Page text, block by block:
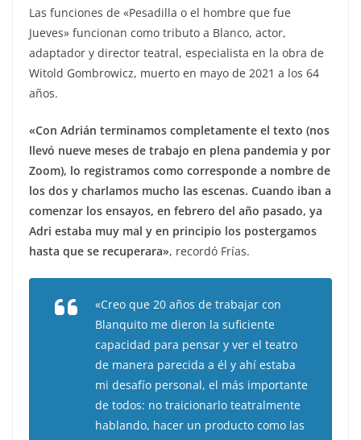
Las funciones de «Pesadilla o el hombre que fue
Jueves» funcionan como tributo a Blanco, actor,
adaptador y director teatral, especialista en la obra de
Witold Gombrowicz, muerto en mayo de 2021 a los 64
años.
«Con Adrián terminamos completamente el texto (nos
llevó nueve meses de trabajo en plena pandemia y por
Zoom), lo registramos como corresponde a nombre de
los dos y charlamos mucho las escenas. Cuando iban a
comenzar los ensayos, en febrero del año pasado, ya
Adri estaba muy mal y en principio los postergamos
hasta que se recuperara», recordó Frías.
«Creo que 20 años de trabajar con
Blanquito me dieron la suficiente
capacidad para pensar y ver el teatro
de manera parecida a él y ahí estaba
mi desafío personal, el más importante
de todos: no traicionarlo teatralmente
hablando, hacer un producto como las